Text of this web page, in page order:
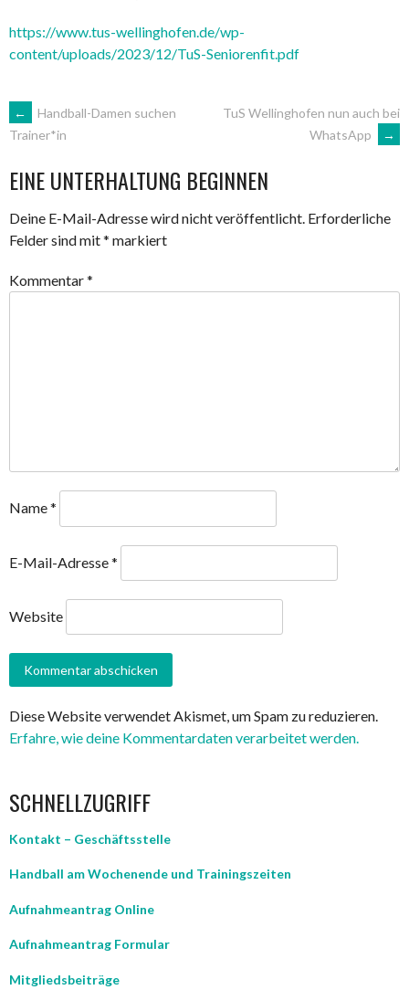
https://www.tus-wellinghofen.de/wp-
content/uploads/2023/12/TuS-Seniorenfit.pdf
ARTIKEL-
NAVIGATION
←
Handball-Damen suchen
Trainer*in
TuS Wellinghofen nun auch bei
WhatsApp
→
EINE UNTERHALTUNG BEGINNEN
Deine E-Mail-Adresse wird nicht veröffentlicht. Erforderliche
Felder sind mit* markiert
Kommentar*
Name*
E-Mail-Adresse*
Website
Diese Website verwendet Akismet, um Spam zu reduzieren.
Erfahre, wie deine Kommentardaten verarbeitet werden.
SCHNELLZUGRIFF
Kontakt – Geschäftsstelle
Handball am Wochenende und Trainingszeiten
Aufnahmeantrag Online
Aufnahmeantrag Formular
Mitgliedsbeiträge